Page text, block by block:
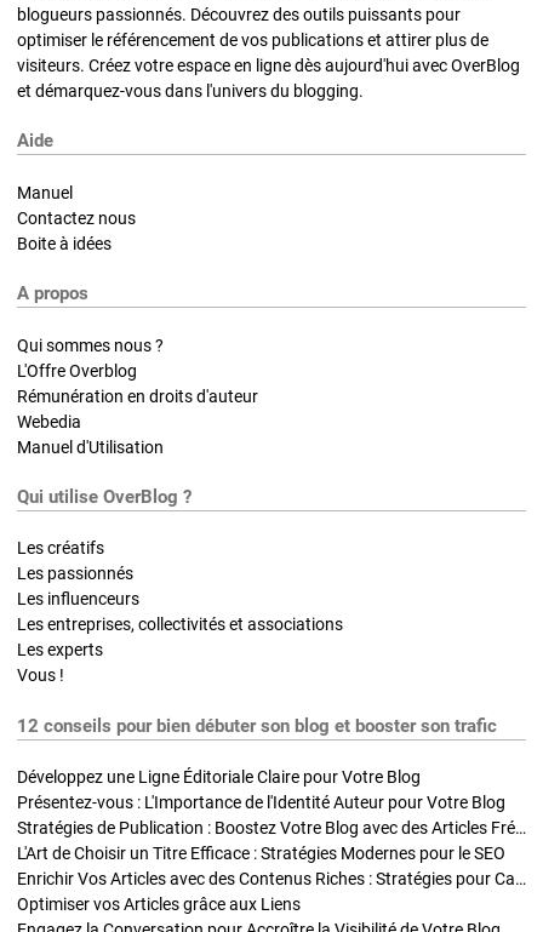
blogueurs passionnés. Découvrez des outils puissants pour
optimiser le référencement de vos publications et attirer plus de
visiteurs. Créez votre espace en ligne dès aujourd'hui avec OverBlog
et démarquez-vous dans l'univers du blogging.
Aide
Manuel
Contactez nous
Boite à idées
A propos
Qui sommes nous ?
L'Offre Overblog
Rémunération en droits d'auteur
Webedia
Manuel d'Utilisation
Qui utilise OverBlog ?
Les créatifs
Les passionnés
Les influenceurs
Les entreprises, collectivités et associations
Les experts
Vous !
12 conseils pour bien débuter son blog et booster son trafic
Développez une Ligne Éditoriale Claire pour Votre Blog
Présentez-vous : L'Importance de l'Identité Auteur pour Votre Blog
Stratégies de Publication : Boostez Votre Blog avec des Articles Fréquents et Exclusifs
L'Art de Choisir un Titre Efficace : Stratégies Modernes pour le SEO
Enrichir Vos Articles avec des Contenus Riches : Stratégies pour Captiver et Optimiser
Optimiser vos Articles grâce aux Liens